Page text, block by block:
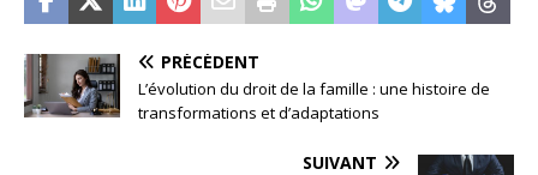
PRÉCÉDENT
L’évolution du droit de la famille : une histoire de
transformations et d’adaptations
SUIVANT